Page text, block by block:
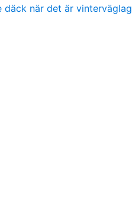
däck när det är vinterväglag